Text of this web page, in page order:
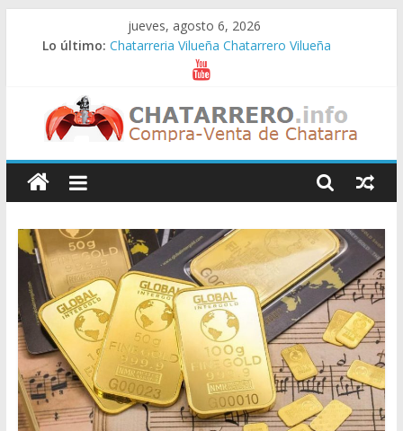
jueves, agosto 6, 2026
Lo último: Chatarreria Vilueña Chatarrero Vilueña
Chatarreria Zuera Chatarrero Zuera
Chatarreria Zaragoza Chatarrero Zaragoza
Chatarreria Zaida Chatarrero Zaida
Chatarreria Vistabella Chatarrero Vistabella
Chatarreros
–
Precio
de
Chatarra
Directorio
de